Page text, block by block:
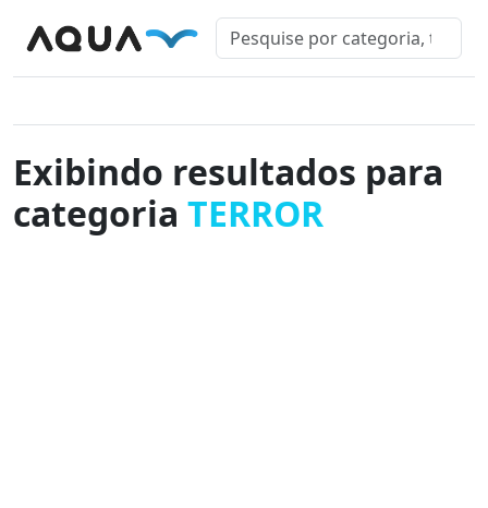
Exibindo resultados para
categoria TERROR